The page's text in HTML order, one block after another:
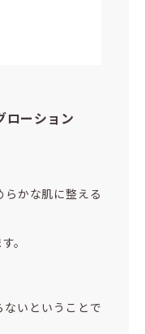
ローション
かな肌に整える
。
いということで